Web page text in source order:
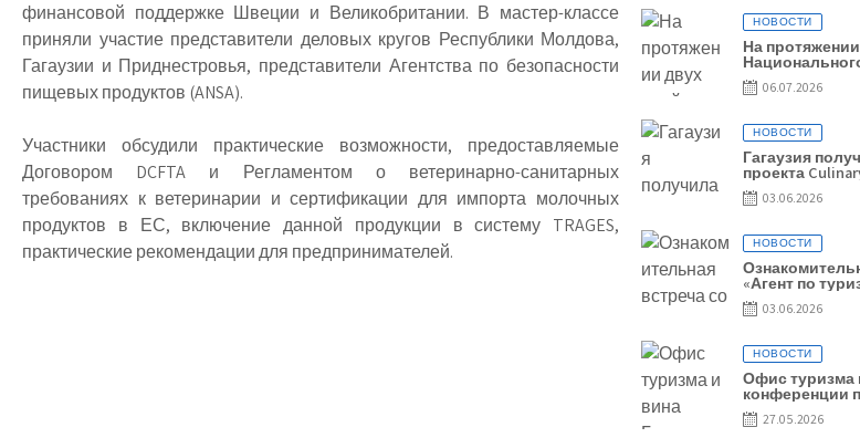
финансовой поддержке Швеции и Великобритании. В мастер-классе
приняли участие представители деловых кругов Республики Молдова,
Гагаузии и Приднестровья, представители Агентства по безопасности
пищевых продуктов (ANSA).
Участники обсудили практические возможности, предоставляемые
Договором DCFTA и Регламентом о ветеринарно-санитарных
требованиях к ветеринарии и сертификации для импорта молочных
продуктов в ЕС, включение данной продукции в систему TRAGES,
практические рекомендации для предпринимателей.
НОВОСТИ
На
06.07.2026
НОВОСТИ
Гагаузия
проекта
03.06.2026
НОВОСТИ
«Агент по
03.06.2026
НОВОСТИ
Офис туризма
конференции
27.05.2026